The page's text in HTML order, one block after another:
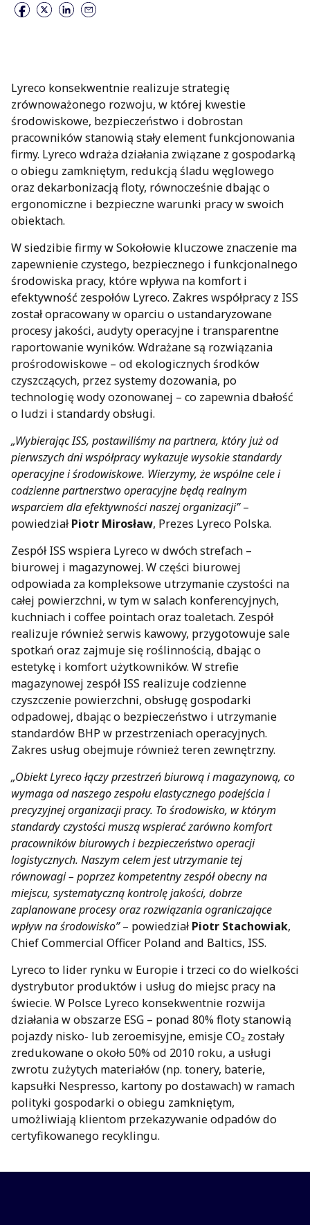
Lyreco konsekwentnie realizuje strategię
zrównoważonego rozwoju, w której kwestie
środowiskowe, bezpieczeństwo i dobrostan
pracowników stanowią stały element funkcjonowania
firmy. Lyreco wdraża działania związane z gospodarką
o obiegu zamkniętym, redukcją śladu węglowego
oraz dekarbonizacją floty, równocześnie dbając o
ergonomiczne i bezpieczne warunki pracy w swoich
obiektach.
W siedzibie firmy w Sokołowie kluczowe znaczenie ma
zapewnienie czystego, bezpiecznego i funkcjonalnego
środowiska pracy, które wpływa na komfort i
efektywność zespołów Lyreco. Zakres współpracy z ISS
został opracowany w oparciu o ustandaryzowane
procesy jakości, audyty operacyjne i transparentne
raportowanie wyników. Wdrażane są rozwiązania
prośrodowiskowe – od ekologicznych środków
czyszczących, przez systemy dozowania, po
technologię wody ozonowanej – co zapewnia dbałość
o ludzi i standardy obsługi.
„Wybierając ISS, postawiliśmy na partnera, który już od
pierwszych dni współpracy wykazuje wysokie standardy
operacyjne i środowiskowe. Wierzymy, że wspólne cele i
codzienne partnerstwo operacyjne będą realnym
wsparciem dla efektywności naszej organizacji” –
powiedział Piotr Mirosław, Prezes Lyreco Polska.
Zespół ISS wspiera Lyreco w dwóch strefach –
biurowej i magazynowej. W części biurowej
odpowiada za kompleksowe utrzymanie czystości na
całej powierzchni, w tym w salach konferencyjnych,
kuchniach i coffee pointach oraz toaletach. Zespół
realizuje również serwis kawowy, przygotowuje sale
spotkań oraz zajmuje się roślinnością, dbając o
estetykę i komfort użytkowników. W strefie
magazynowej zespół ISS realizuje codzienne
czyszczenie powierzchni, obsługę gospodarki
odpadowej, dbając o bezpieczeństwo i utrzymanie
standardów BHP w przestrzeniach operacyjnych.
Zakres usług obejmuje również teren zewnętrzny.
„Obiekt Lyreco łączy przestrzeń biurową i magazynową, co
wymaga od naszego zespołu elastycznego podejścia i
precyzyjnej organizacji pracy. To środowisko, w którym
standardy czystości muszą wspierać zarówno komfort
pracowników biurowych i bezpieczeństwo operacji
logistycznych. Naszym celem jest utrzymanie tej
równowagi – poprzez kompetentny zespół obecny na
miejscu, systematyczną kontrolę jakości, dobrze
zaplanowane procesy oraz rozwiązania ograniczające
wpływ na środowisko” – powiedział Piotr Stachowiak,
Chief Commercial Officer Poland and Baltics, ISS.
Lyreco to lider rynku w Europie i trzeci co do wielkości
dystrybutor produktów i usług do miejsc pracy na
świecie. W Polsce Lyreco konsekwentnie rozwija
działania w obszarze ESG – ponad 80% floty stanowią
pojazdy nisko- lub zeroemisyjne, emisje CO₂ zostały
zredukowane o około 50% od 2010 roku, a usługi
zwrotu zużytych materiałów (np. tonery, baterie,
kapsułki Nespresso, kartony po dostawach) w ramach
polityki gospodarki o obiegu zamkniętym,
umożliwiają klientom przekazywanie odpadów do
certyfikowanego recyklingu.